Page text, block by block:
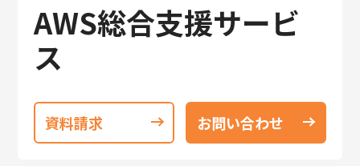
AWS総合支援サービ
ス
資料請求 お問い合わせ